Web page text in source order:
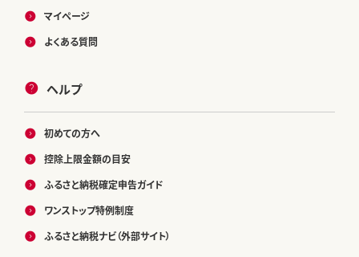
マイページ
よくある質問
ヘルプ
初めての方へ
控除上限金額の目安
ふるさと納税確定申告ガイド
ワンストップ特例制度
ふるさと納税ナビ（外部サイト）